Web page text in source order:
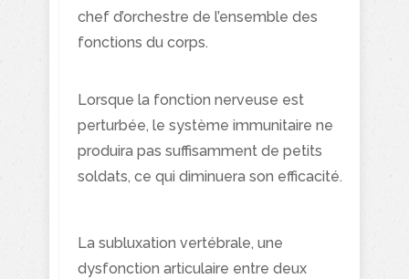
Allez-y! C'est gratuit et ça
prend 30 secondes!
JE M’INSCRIS!
chef d’orchestre de l’ensemble des
fonctions du corps.
Lorsque la fonction nerveuse est
perturbée, le système immunitaire ne
produira pas suffisamment de petits
soldats, ce qui diminuera son efficacité.
La subluxation vertébrale, une
dysfonction articulaire entre deux